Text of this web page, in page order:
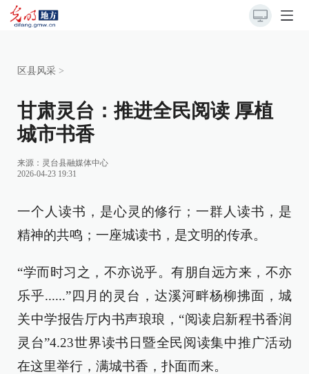
区县风采 >
甘肃灵台：推进全民阅读 厚植
城市书香
来源： 灵台县融媒体中心
2026-04-23 19:31
一个人读书，是心灵的修行；一群人读书，是
精神的共鸣；一座城读书，是文明的传承。
“学而时习之，不亦说乎。有朋自远方来，不亦
乐乎......”四月的灵台，达溪河畔杨柳拂面，城
关中学报告厅内书声琅琅，“阅读启新程书香润
灵台”4.23世界读书日暨全民阅读集中推广活动
在这里举行，满城书香，扑面而来。